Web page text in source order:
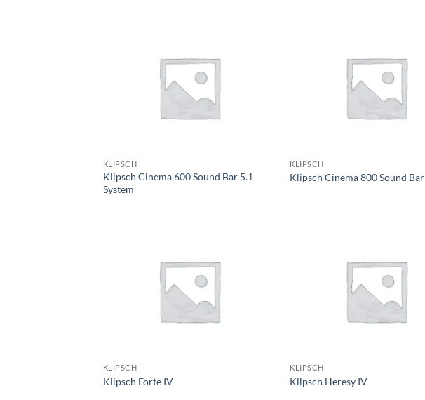
KLIPSCH
Klipsch Cinema 600 Sound Bar 5.1
System
KLIPSCH
Klipsch Cinema 800 Sound Bar
KLIPSCH
Klipsch Forte IV
KLIPSCH
Klipsch Heresy IV